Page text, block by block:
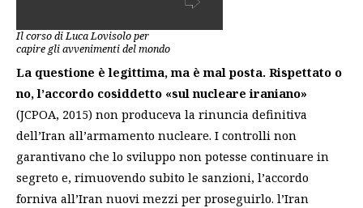
Il corso di Luca Lovisolo per
capire gli avvenimenti del mondo
La questione è legittima, ma è mal posta. Rispettato o
no, l’accordo cosiddetto «sul nucleare iraniano»
(JCPOA, 2015) non produceva la rinuncia definitiva
dell’Iran all’armamento nucleare. I controlli non
garantivano che lo sviluppo non potesse continuare in
segreto e, rimuovendo subito le sanzioni, l’accordo
forniva all’Iran nuovi mezzi per proseguirlo. l’Iran